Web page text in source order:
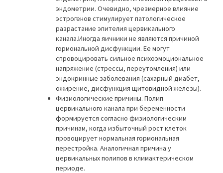
эндометрии. Очевидно, чрезмерное влияние
эстрогенов стимулирует патологическое
разрастание эпителия цервикального
канала.Иногда яичники не являются причиной
гормональной дисфункции. Ее могут
спровоцировать сильное психоэмоциональное
напряжение (стрессы, переутомления) или
эндокринные заболевания (сахарный диабет,
ожирение, дисфункция щитовидной железы).
Физиологические причины. Полип
цервикального канала при беременности
формируется согласно физиологическим
причинам, когда избыточный рост клеток
провоцирует нормальная гормональная
перестройка. Аналогичная причина у
цервикальных полипов в климактерическом
периоде.